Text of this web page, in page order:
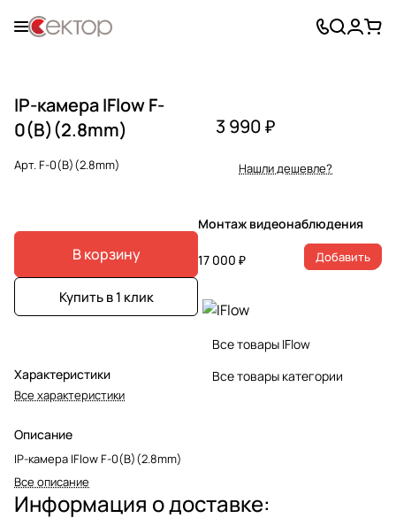
IP-камера IFlow F-
0(B)(2.8mm)
Арт.F-0(B)(2.8mm)
В корзину
Купить в 1 клик
Характеристики
Все характеристики
Описание
IP-камера IFlow F-0(B)(2.8mm)
Все описание
3 990 ₽
Нашли дешевле?
Монтаж видеонаблюдения
17 000 ₽ Добавить
Все товары IFlow
Все товары категории
Информация о доставке: